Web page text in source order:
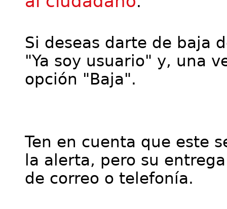
Si deseas darte de baja
"Ya soy usuario" y, una
opción "Baja".
Ten en cuenta que este
la alerta, pero su
de correo o telefonía.